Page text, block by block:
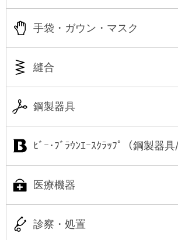
手袋・ガウン・マスク
縫合
鋼製器具
ﾋﾞｰ･ﾌﾞﾗｳﾝｴｰｽｸﾗｯﾌﾟ（鋼製器具/
医療機器
診察・処置